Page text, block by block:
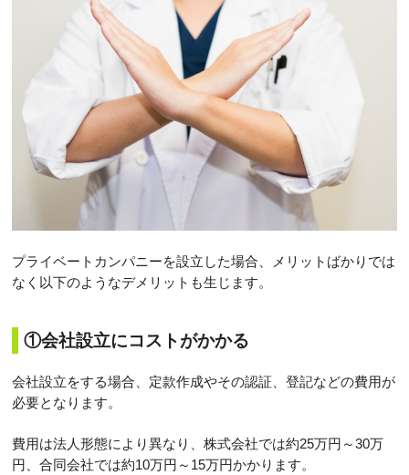
プライベートカンパニーを設立した場合、メリットばかりでは
なく以下のようなデメリットも生じます。
①会社設立にコストがかかる
会社設立をする場合、定款作成やその認証、登記などの費用が
必要となります。
費用は法人形態により異なり、株式会社では約25万円～30万
円、合同会社では約10万円～15万円かかります。